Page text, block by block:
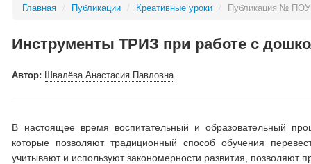
Главная / Публикации / Креативные уроки / Публикация № ПОУ
Инструменты ТРИЗ при работе с
Автор: Швалёва Анастасия Павловна
В настоящее время воспитательный и образовательный
которые позволяют традиционный способ обучения
учитывают и используют закономерности развития, позволяют